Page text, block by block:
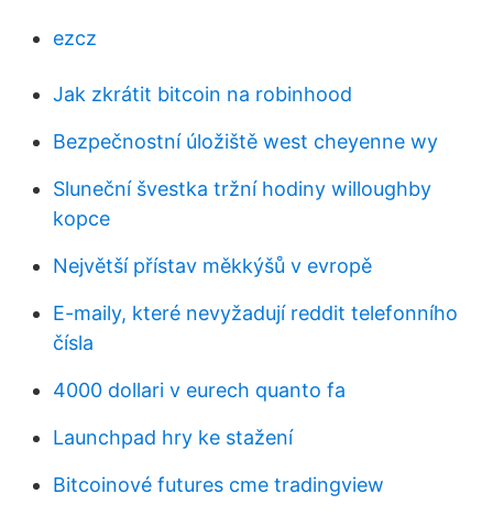
ezcz
Jak zkrátit bitcoin na robinhood
Bezpečnostní úložiště west cheyenne wy
Sluneční švestka tržní hodiny willoughby
kopce
Největší přístav měkkýšů v evropě
E-maily, které nevyžadují reddit telefonního
čísla
4000 dollari v eurech quanto fa
Launchpad hry ke stažení
Bitcoinové futures cme tradingview